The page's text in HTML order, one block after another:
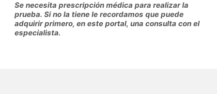
Se necesita prescripción médica para realizar la
prueba. Si no la tiene le recordamos que puede
adquirir primero, en este portal, una consulta con el
especialista.